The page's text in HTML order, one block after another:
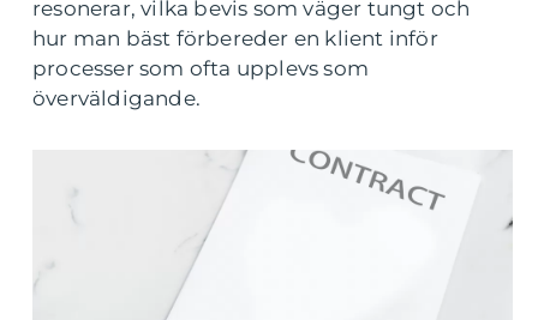
resonerar, vilka bevis som väger tungt och
hur man bäst förbereder en klient inför
processer som ofta upplevs som
överväldigande.